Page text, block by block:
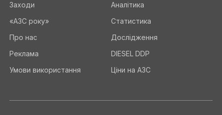
Заходи
«АЗС року»
Про нас
Реклама
Умови використання
Аналітика
Статистика
Дослідження
DIESEL DDP
Ціни на АЗС